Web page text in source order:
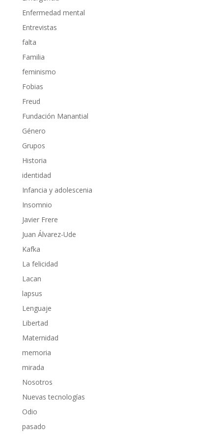
Enfermedad mental
Entrevistas
falta
Familia
feminismo
Fobias
Freud
Fundación Manantial
Género
Grupos
Historia
identidad
Infancia y adolescenia
Insomnio
Javier Frere
Juan Álvarez-Ude
Kafka
La felicidad
Lacan
lapsus
Lenguaje
Libertad
Maternidad
memoria
mirada
Nosotros
Nuevas tecnologías
Odio
pasado